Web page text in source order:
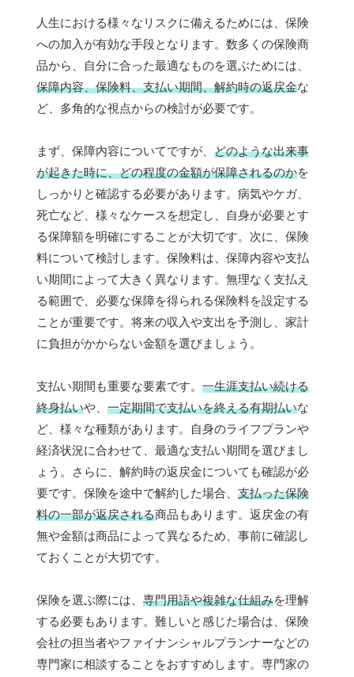
人生における様々なリスクに備えるためには、保険
への加入が有効な手段となります。数多くの保険商
品から、自分に合った最適なものを選ぶためには、
保障内容、保険料、支払い期間、解約時の返戻金な
ど、多角的な視点からの検討が必要です。
まず、保障内容についてですが、 どのような出来事
が起きた時に、どの程度の金額が保障されるのかを
しっかりと確認する必要があります。病気やケガ、
死亡など、様々なケースを想定し、自身が必要とす
る保障額を明確にすることが大切です。次に、保険
料について検討します。保険料は、保障内容や支払
い期間によって大きく異なります。無理なく支払え
る範囲で、必要な保障を得られる保険料を設定する
ことが重要です。将来の収入や支出を予測し、家計
に負担がかからない金額を選びましょう。
支払い期間も重要な要素です。 一生涯支払い続ける
終身払いや、 一定期間で支払いを終える有期払いな
ど、様々な種類があります。自身のライフプランや
経済状況に合わせて、最適な支払い期間を選びまし
ょう。さらに、解約時の返戻金についても確認が必
要です。保険を途中で解約した場合、 支払った保険
料の一部が返戻される商品もあります。返戻金の有
無や金額は商品によって異なるため、事前に確認し
ておくことが大切です。
保険を選ぶ際には、 専門用語や複雑な仕組みを理解
する必要もあります。難しいと感じた場合は、保険
会社の担当者やファイナンシャルプランナーなどの
専門家に相談することをおすすめします。専門家の